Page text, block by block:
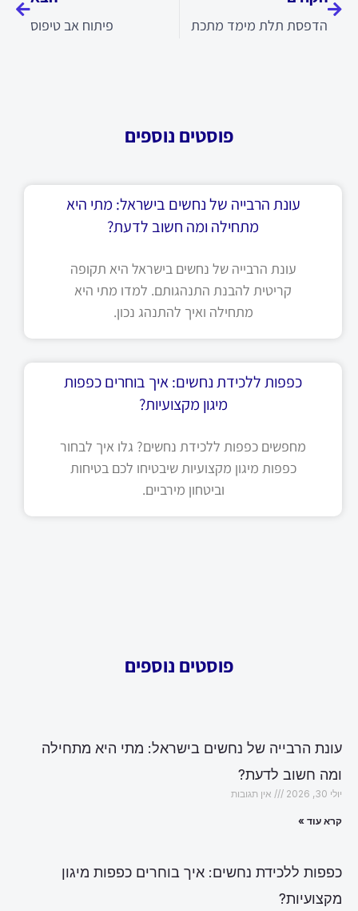
הדפסת תלת מימד מתכת פיתוח אב טיפוס
פוסטים נוספים
עונת הרבייה של נחשים בישראל: מתי היא
מתחילה ומה חשוב לדעת?
עונת הרבייה של נחשים בישראל היא תקופה
קריטית להבנת התנהגותם. למדו מתי היא
מתחילה ואיך להתנהג נכון.
כפפות ללכידת נחשים: איך בוחרים כפפות
מיגון מקצועיות?
מחפשים כפפות ללכידת נחשים? גלו איך לבחור
כפפות מיגון מקצועיות שיבטיחו לכם בטיחות
וביטחון מירביים.
פוסטים נוספים
עונת הרבייה של נחשים בישראל: מתי היא מתחילה
ומה חשוב לדעת?
יולי 30, 2026 אין תגובות
קרא עוד »
כפפות ללכידת נחשים: איך בוחרים כפפות מיגון
מקצועיות?